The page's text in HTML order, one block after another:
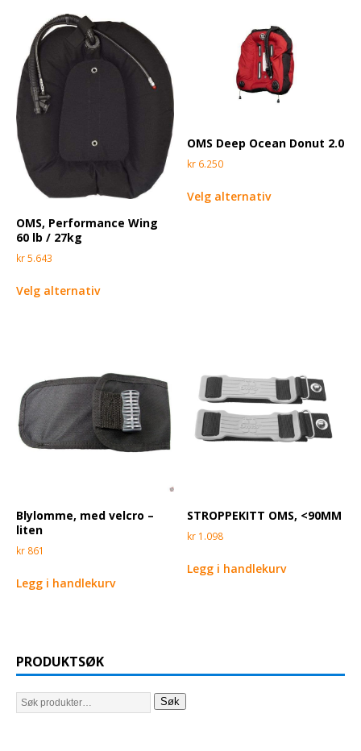
OMS, Performance Wing
60 lb / 27kg
kr5.643
Velg alternativ
OMS Deep Ocean Donut 2.0
kr 6.250
Velg alternativ
Blylomme, med velcro –
liten
kr 861
Legg i handlekurv
STROPPEKITT OMS, <90MM
kr 1.098
Legg i handlekurv
PRODUKTSØK
Søk